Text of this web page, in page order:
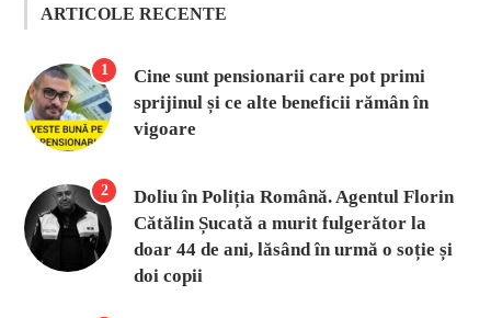
ARTICOLE RECENTE
1
Cine sunt pensionarii care pot primi
sprijinul și ce alte beneficii rămân în
vigoare
2
Doliu în Poliția Română. Agentul Florin
Cătălin Șucată a murit fulgerător la
doar 44 de ani, lăsând în urmă o soție și
doi copii